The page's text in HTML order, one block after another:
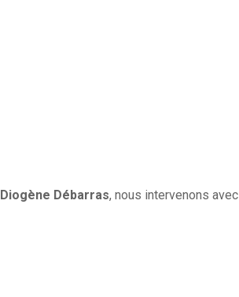
Diogène Débarras, nous intervenons avec